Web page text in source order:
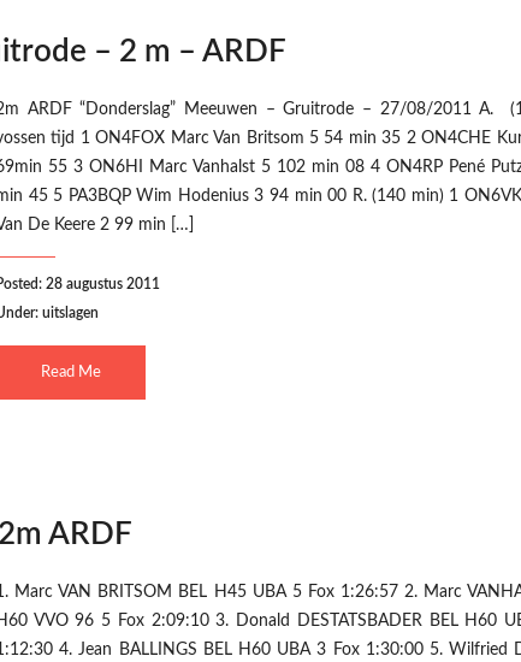
– 2 m – ARDF
ARDF “Donderslag” Meeuwen – Gruitrode – 27/08/2011 A.
tijd 1 ON4FOX Marc Van Britsom 5 54 min 35 2 ON4CHE
55 3 ON6HI Marc Vanhalst 5 102 min 08 4 ON4RP Pené
45 5 PA3BQP Wim Hodenius 3 94 min 00 R. (140 min) 1
De Keere 2 99 min […]
28 augustus 2011
uitslagen
Read Me
ARDF
Marc VAN BRITSOM BEL H45 UBA 5 Fox 1:26:57 2. Marc
VVO 96 5 Fox 2:09:10 3. Donald DESTATSBADER BEL H60
4. Jean BALLINGS BEL H60 UBA 3 Fox 1:30:00 5. Wilfried